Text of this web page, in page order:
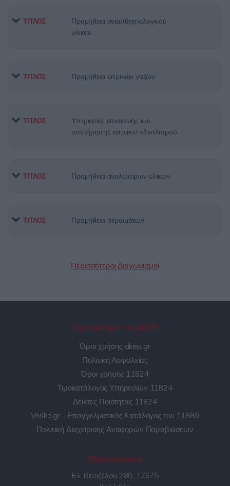
ΤΙΤΛΟΣ
Προμήθεια αναισθησιολογικού
υλικού
ΤΙΤΛΟΣ Προμήθεια ιατρικών γαζών
ΤΙΤΛΟΣ
Υπηρεσίες επισκευής και
συντήρησης ιατρικού εξοπλισμού
ΤΙΤΛΟΣ Προμήθεια αναλώσιμων υλικών
ΤΙΤΛΟΣ Προμήθεια στρωμάτων
Περισσότεροι Διαγωνισμοί
Σχετικά με το ΑΚΕΠ
Όροι χρήσης akep.gr
Πολιτική Ασφαλείας
Όροι χρήσης 11824
Τιμοκατάλογος Υπηρεσιών 11824
Δείκτες Ποιότητας 11824
Vrisko.gr - Επαγγελματικός Κατάλογος του 11880
Πολιτική Διαχείρισης Αναφορών Παραβιάσεων
Επικοινωνία
Ελ. Βενιζέλου 280, 17675